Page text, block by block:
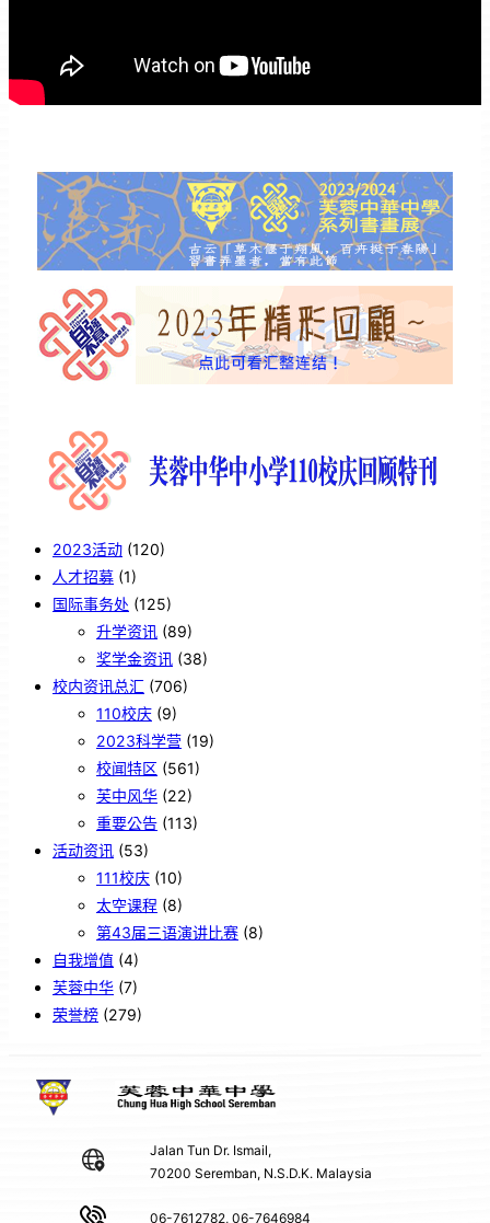
2023活动 (120)
人才招募 (1)
国际事务处 (125)
升学资讯 (89)
奖学金资讯 (38)
校内资讯总汇 (706)
110校庆 (9)
2023科学营 (19)
校闻特区 (561)
芙中风华 (22)
重要公告 (113)
活动资讯 (53)
111校庆 (10)
太空课程 (8)
第43届三语演讲比赛 (8)
自我增值 (4)
芙蓉中华 (7)
荣誉榜 (279)
Jalan Tun Dr. Ismail,
70200 Seremban, N.S.D.K. Malaysia
06-7612782, 06-7646984